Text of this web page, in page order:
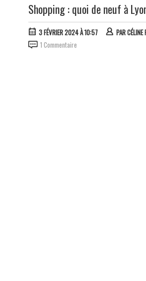
Shopping : quoi de neuf à
3 FÉVRIER 2024 À 10:57 PARCÉLINE
1 Commentaire